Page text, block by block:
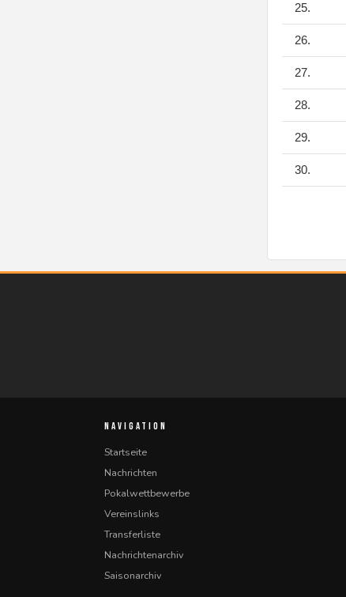
25.
26.
27.
28.
29.
30.
NAVIGATION
Startseite
Nachrichten
Pokalwettbewerbe
Vereinslinks
Transferliste
Nachrichtenarchiv
Saisonarchiv